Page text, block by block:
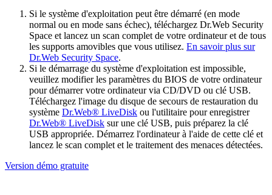
Si le système d'exploitation peut être démarré (en mode
normal ou en mode sans échec), téléchargez Dr.Web Security
Space et lancez un scan complet de votre ordinateur et de tous
les supports amovibles que vous utilisez. En savoir plus sur
Dr.Web Security Space.
Si le démarrage du système d'exploitation est impossible,
veuillez modifier les paramètres du BIOS de votre ordinateur
pour démarrer votre ordinateur via CD/DVD ou clé USB.
Téléchargez l'image du disque de secours de restauration du
système Dr.Web® LiveDisk ou l'utilitaire pour enregistrer
Dr.Web® LiveDisk sur une clé USB, puis préparez la clé
USB appropriée. Démarrez l'ordinateur à l'aide de cette clé et
lancez le scan complet et le traitement des menaces détectées.
Version démo gratuite